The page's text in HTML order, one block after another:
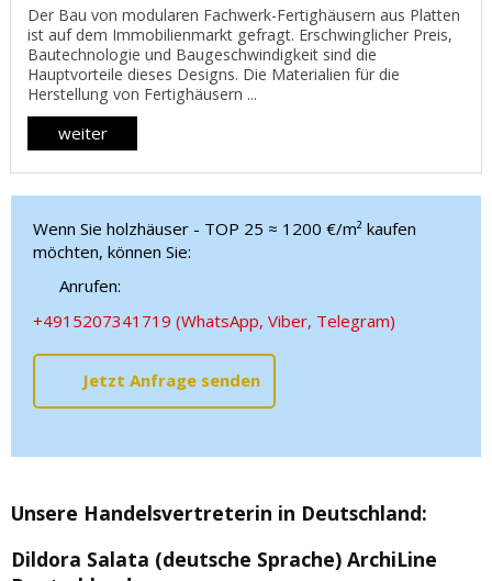
Der Bau von modularen Fachwerk-Fertighäusern aus Platten
ist auf dem Immobilienmarkt gefragt. Erschwinglicher Preis,
Bautechnologie und Baugeschwindigkeit sind die
Hauptvorteile dieses Designs. Die Materialien für die
Herstellung von Fertighäusern ...
weiter
Wenn Sie holzhäuser - TOP 25 ≈ 1200 €/m² kaufen
möchten, können Sie:
Anrufen:
+4915207341719 (WhatsApp, Viber, Telegram)
Jetzt Anfrage senden
Unsere Handelsvertreterin in Deutschland:
Dildora Salata (deutsche Sprache) ArchiLine